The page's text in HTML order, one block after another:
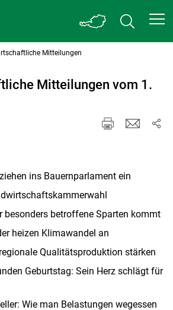
Mitteilungen
Mitteilungen vom 1.
ins Bauernparlament ein
besonders betroffene Sparten kommt
heizen Klimawandel an
Qualitätsproduktion stärken
Geburtstag: Sein Herz schlägt für
Wie man Belastungen wegessen